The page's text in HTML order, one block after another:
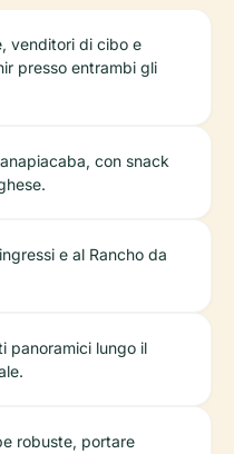
venditori di cibo e
presso entrambi gli
con snack
e al Rancho da
panoramici lungo il
robuste, portare